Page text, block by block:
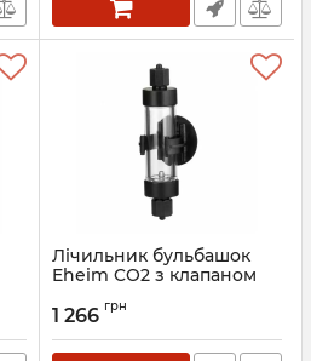
Лічильник бульбашок
Eheim CO2 з клапаном
Артикул:
1 266 грн